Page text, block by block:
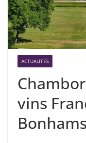
ACTUALITÉS
vins
Bonhams